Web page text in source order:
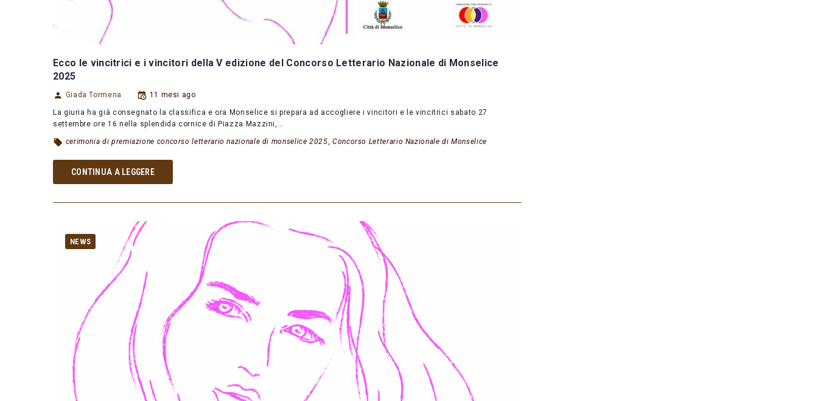
Ecco le vincitrici e i vincitori della V edizione del Concorso Letterario Nazionale di Monselice
2025
Giada Tormena 11 mesi ago
La giuria ha già consegnato la classifica e ora Monselice si prepara ad accogliere i vincitori e le vincitrici sabato 27
settembre ore 16 nella splendida cornice di Piazza Mazzini,…
cerimonia di premiazione concorso letterario nazionale di monselice 2025,Concorso Letterario Nazionale di Monselice
CONTINUA A LEGGERE
NEWS